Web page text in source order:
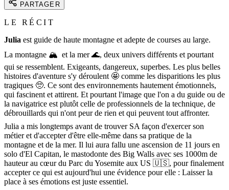
PARTAGER
LE RÉCIT
Julia est guide de haute montagne et adepte de courses au large.
La montagne 🏔 et la mer 🌊, deux univers différents et pourtant
qui se ressemblent. Exigeants, dangereux, superbes. Les plus belles
histoires d'aventure s'y déroulent 🤩 comme les disparitions les plus
tragiques 🥺. Ce sont des environnements hautement émotionnels,
qui fascinent et attirent. Et pourtant l'image que l'on a du guide ou de
la navigatrice est plutôt celle de professionnels de la technique, de
débrouillards qui n'ont peur de rien et qui peuvent tout affronter.
Julia a mis longtemps avant de trouver SA façon d'exercer son
métier et d'accepter d'être elle-même dans sa pratique de la
montagne et de la mer. Il lui aura fallu une ascension de 11 jours en
solo d'El Capitan, le mastodonte des Big Walls avec ses 1000m de
hauteur au cœur du Parc du Yosemite aux US 🇺🇸, pour finalement
accepter ce qui est aujourd'hui une évidence pour elle : Laisser la
place à ses émotions est juste essentiel.